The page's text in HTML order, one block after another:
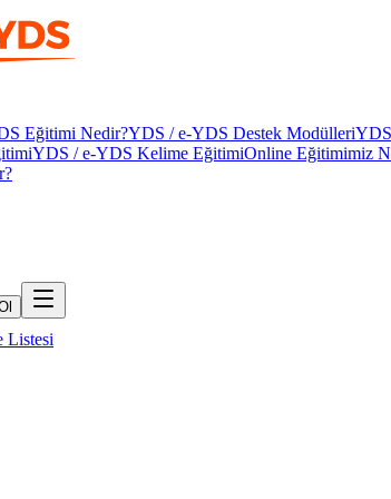
Eğitimi Nedir?YDS / e-YDS Destek Modülleri
YDS / e-YDS Kelime EğitimiOnline Eğitimimiz
Listesi